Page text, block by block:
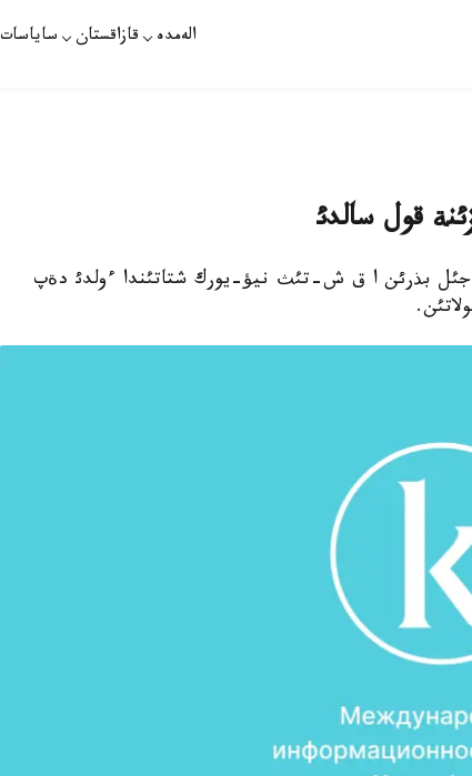
الەمدە قازاقستان ساياسات
قول سالدئ
ةكئ جئل بذرئن ا ق ش-تئث نيؤ-يورك شتاتئندا ءولدئ دةپ